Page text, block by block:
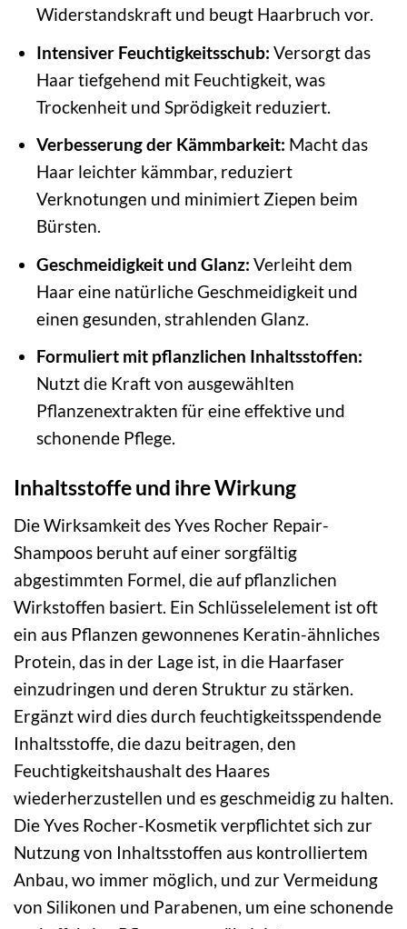
Widerstandskraft und beugt Haarbruch vor.
Intensiver Feuchtigkeitsschub: Versorgt das
Haar tiefgehend mit Feuchtigkeit, was
Trockenheit und Sprödigkeit reduziert.
Verbesserung der Kämmbarkeit: Macht das
Haar leichter kämmbar, reduziert
Verknotungen und minimiert Ziepen beim
Bürsten.
Geschmeidigkeit und Glanz: Verleiht dem
Haar eine natürliche Geschmeidigkeit und
einen gesunden, strahlenden Glanz.
Formuliert mit pflanzlichen Inhaltsstoffen:
Nutzt die Kraft von ausgewählten
Pflanzenextrakten für eine effektive und
schonende Pflege.
Inhaltsstoffe und ihre Wirkung
Die Wirksamkeit des Yves Rocher Repair-
Shampoos beruht auf einer sorgfältig
abgestimmten Formel, die auf pflanzlichen
Wirkstoffen basiert. Ein Schlüsselelement ist oft
ein aus Pflanzen gewonnenes Keratin-ähnliches
Protein, das in der Lage ist, in die Haarfaser
einzudringen und deren Struktur zu stärken.
Ergänzt wird dies durch feuchtigkeitsspendende
Inhaltsstoffe, die dazu beitragen, den
Feuchtigkeitshaushalt des Haares
wiederherzustellen und es geschmeidig zu halten.
Die Yves Rocher-Kosmetik verpflichtet sich zur
Nutzung von Inhaltsstoffen aus kontrolliertem
Anbau, wo immer möglich, und zur Vermeidung
von Silikonen und Parabenen, um eine schonende